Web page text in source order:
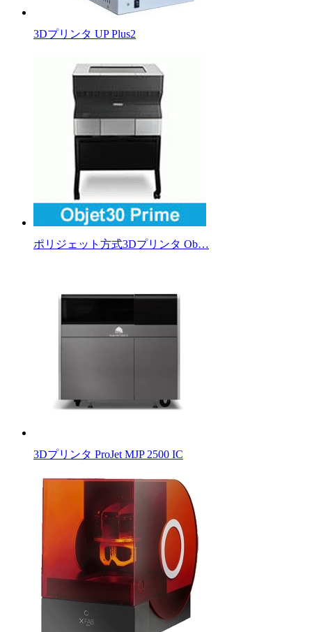
3Dプリンタ UP Plus2
ポリジェット方式3Dプリンタ Ob…
3Dプリンタ ProJet MJP 2500 IC